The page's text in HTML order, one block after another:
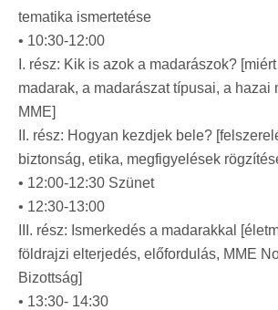
tematika ismertetése
• 10:30-12:00
I. rész: Kik is azok a madarászok?
madarak, a madarászat típusai, a hazai
MME]
II. rész: Hogyan kezdjek bele?
biztonság, etika, megfigyelések
• 12:00-12:30 Szünet
• 12:30-13:00
III. rész: Ismerkedés a madarakkal
földrajzi elterjedés, előfordulás, MME
Bizottság]
• 13:30- 14:30